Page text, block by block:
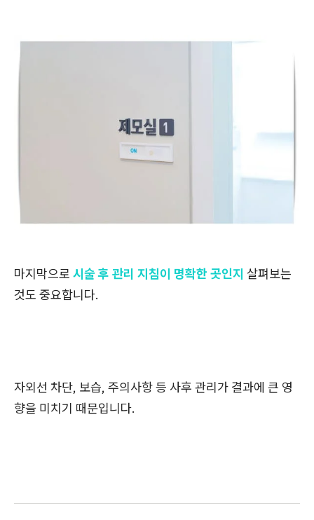
마지막으로 시술 후 관리 지침이 명확한 곳인지 살펴보는
것도 중요합니다.
자외선 차단, 보습, 주의사항 등 사후 관리가 결과에 큰 영
향을 미치기 때문입니다.